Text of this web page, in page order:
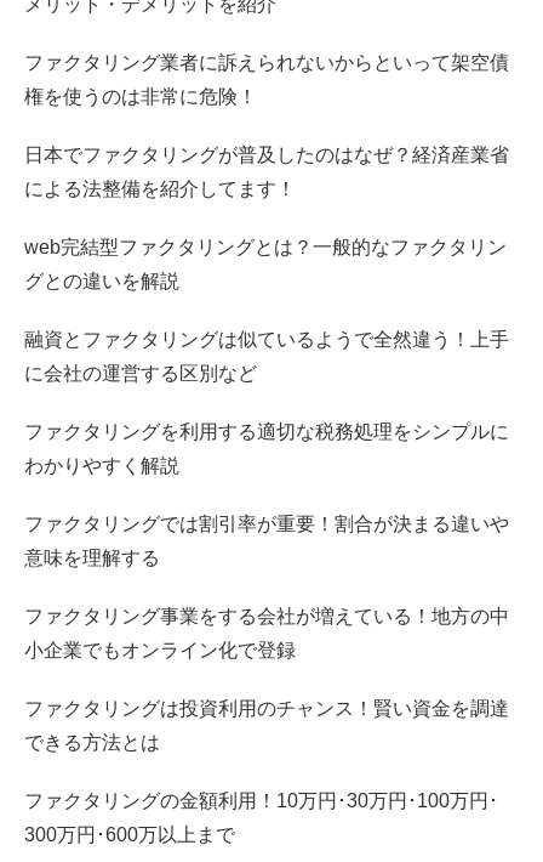
ファクタリング業者に訴えられないからといって架空債
権を使うのは非常に危険！
日本でファクタリングが普及したのはなぜ？経済産業省
による法整備を紹介してます！
web完結型ファクタリングとは？一般的なファクタリン
グとの違いを解説
融資とファクタリングは似ているようで全然違う！上手
に会社の運営する区別など
ファクタリングを利用する適切な税務処理をシンプルに
わかりやすく解説
ファクタリングでは割引率が重要！割合が決まる違いや
意味を理解する
ファクタリング事業をする会社が増えている！地方の中
小企業でもオンライン化で登録
ファクタリングは投資利用のチャンス！賢い資金を調達
できる方法とは
ファクタリングの金額利用！10万円･30万円･100万円･
300万円･600万以上まで